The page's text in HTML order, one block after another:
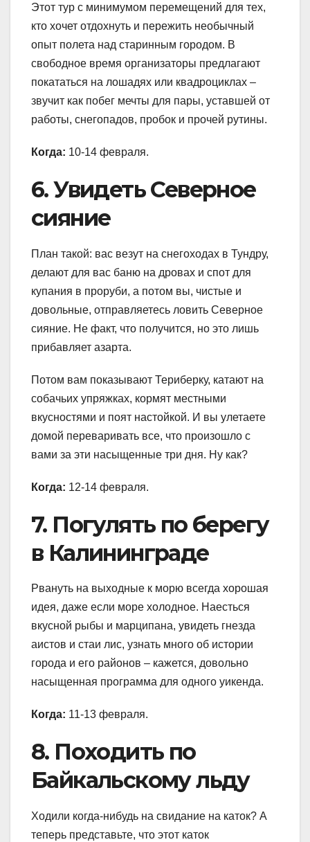
Этот тур с минимумом перемещений для тех,
кто хочет отдохнуть и пережить необычный
опыт полета над старинным городом. В
свободное время организаторы предлагают
покататься на лошадях или квадроциклах –
звучит как побег мечты для пары, уставшей от
работы, снегопадов, пробок и прочей рутины.
Когда: 10-14 февраля.
6. Увидеть Северное
сияние
План такой: вас везут на снегоходах в Тундру,
делают для вас баню на дровах и спот для
купания в проруби, а потом вы, чистые и
довольные, отправляетесь ловить Северное
сияние. Не факт, что получится, но это лишь
прибавляет азарта.
Потом вам показывают Териберку, катают на
собачьих упряжках, кормят местными
вкусностями и поят настойкой. И вы улетаете
домой переваривать все, что произошло с
вами за эти насыщенные три дня. Ну как?
Когда: 12-14 февраля.
7. Погулять по берегу
в Калининграде
Рвануть на выходные к морю всегда хорошая
идея, даже если море холодное. Наесться
вкусной рыбы и марципана, увидеть гнезда
аистов и стаи лис, узнать много об истории
города и его районов – кажется, довольно
насыщенная программа для одного уикенда.
Когда: 11-13 февраля.
8. Походить по
Байкальскому льду
Ходили когда-нибудь на свидание на каток? А
теперь представьте, что этот каток